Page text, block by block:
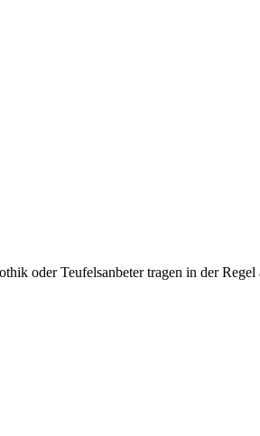
oder Teufelsanbeter tragen in der